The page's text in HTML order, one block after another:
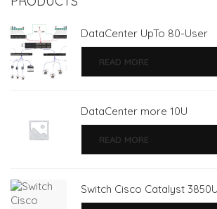
DataCenter UpTo 80-User
READ MORE
DataCenter more 10U
READ MORE
Switch Cisco Catalyst 3850U